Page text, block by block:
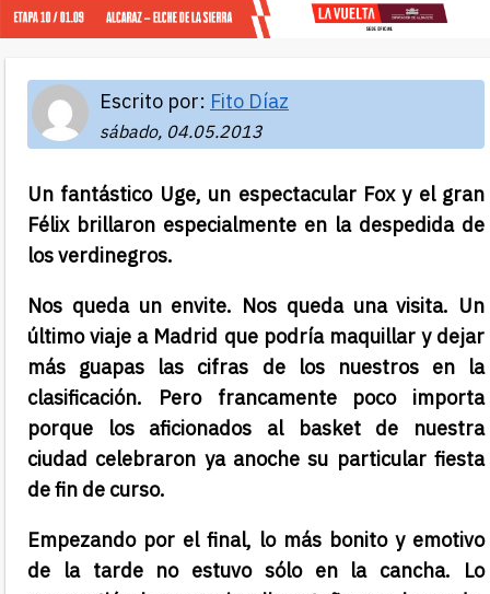
Escrito por: Fito Díaz
sábado, 04.05.2013
Un fantástico Uge, un espectacular Fox y el gran
Félix brillaron especialmente en la despedida de
los verdinegros.
Nos queda un envite. Nos queda una visita. Un
último viaje a Madrid que podría maquillar y dejar
más guapas las cifras de los nuestros en la
clasificación. Pero francamente poco importa
porque los aficionados al basket de nuestra
ciudad celebraron ya anoche su particular fiesta
de fin de curso.
Empezando por el final, lo más bonito y emotivo
de la tarde no estuvo sólo en la cancha. Lo